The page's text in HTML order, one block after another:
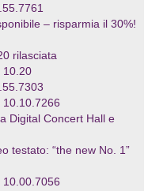
– risparmia il 30%!
rilasciata
10.20
10.10.7266
Digital Concert Hall e
testato: “the new No. 1”
10.00.7056